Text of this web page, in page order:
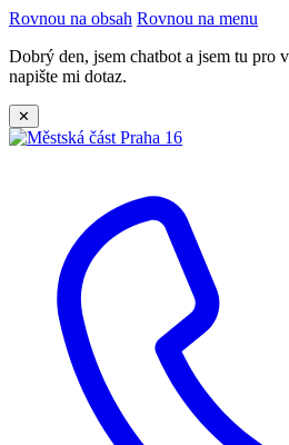
Rovnou na obsah Rovnou na menu
Dobrý den, jsem chatbot a jsem tu pro
napište mi dotaz.
✕